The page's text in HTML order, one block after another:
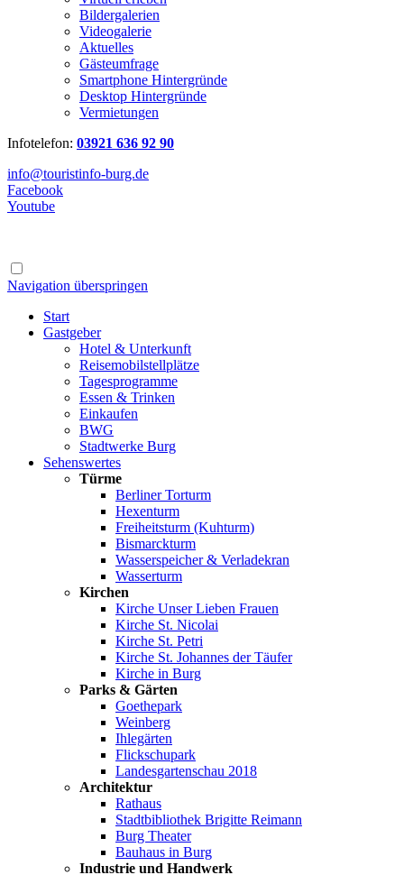
Bildergalerien
Videogalerie
Aktuelles
Gästeumfrage
Smartphone Hintergründe
Desktop Hintergründe
Vermietungen
Infotelefon: 03921 636 92 90
info@touristinfo-burg.de
Facebook
Youtube
Navigation überspringen
Start
Gastgeber
Hotel & Unterkunft
Reisemobilstellplätze
Tagesprogramme
Essen & Trinken
Einkaufen
BWG
Stadtwerke Burg
Sehenswertes
Türme
Berliner Torturm
Hexenturm
Freiheitsturm (Kuhturm)
Bismarckturm
Wasserspeicher & Verladekran
Wasserturm
Kirchen
Kirche Unser Lieben Frauen
Kirche St. Nicolai
Kirche St. Petri
Kirche St. Johannes der Täufer
Kirche in Burg
Parks & Gärten
Goethepark
Weinberg
Ihlegärten
Flickschupark
Landesgartenschau 2018
Architektur
Rathaus
Stadtbibliothek Brigitte Reimann
Burg Theater
Bauhaus in Burg
Industrie und Handwerk